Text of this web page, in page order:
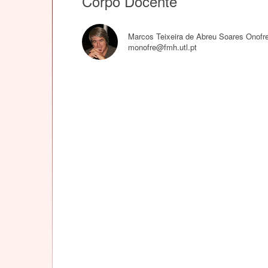
Marcos Teixeira de Abreu Soares
monofre@fmh.utl.pt